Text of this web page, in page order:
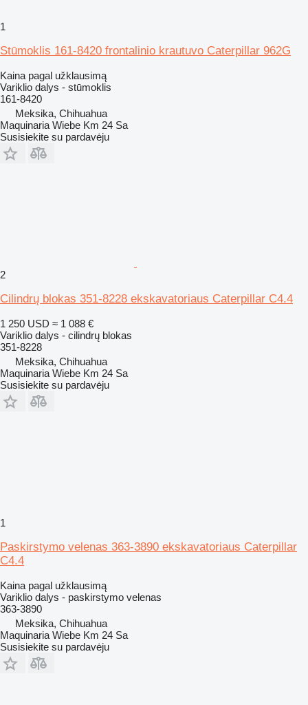
1
Stūmoklis 161-8420 frontalinio krautuvo Caterpillar 962G
Kaina pagal užklausimą
Variklio dalys - stūmoklis
161-8420
Meksika, Chihuahua
Maquinaria Wiebe Km 24 Sa
Susisiekite su pardavėju
2
Cilindrų blokas 351-8228 ekskavatoriaus Caterpillar C4.4
1 250 USD ≈ 1 088 €
Variklio dalys - cilindrų blokas
351-8228
Meksika, Chihuahua
Maquinaria Wiebe Km 24 Sa
Susisiekite su pardavėju
1
Paskirstymo velenas 363-3890 ekskavatoriaus Caterpillar
C4.4
Kaina pagal užklausimą
Variklio dalys - paskirstymo velenas
363-3890
Meksika, Chihuahua
Maquinaria Wiebe Km 24 Sa
Susisiekite su pardavėju